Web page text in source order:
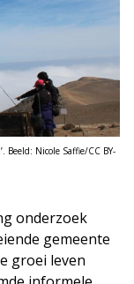
Nicole Saffie/CC BY-
onderzoek
gemeente
groei leven